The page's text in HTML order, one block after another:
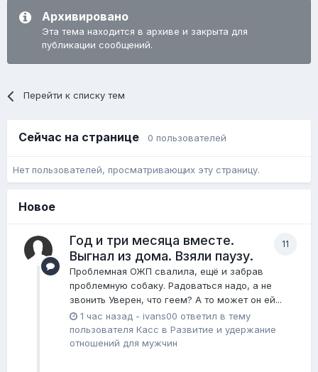
Архивировано
Эта тема находится в архиве и закрыта для
публикации сообщений.
Перейти к списку тем
Сейчас на странице 0 пользователей
Нет пользователей, просматривающих эту страницу.
Новое
11
Год и три месяца вместе.
Выгнал из дома. Взяли паузу.
Проблемная ОЖП свалила, ещё и забрав
проблемную собаку. Радоваться надо, а не
звонить Уверен, что геем? А то может он ей...
1 час назад - ivans00 ответил в тему
пользователя Касс в Pазвитие и удержание
отношений для мужчин